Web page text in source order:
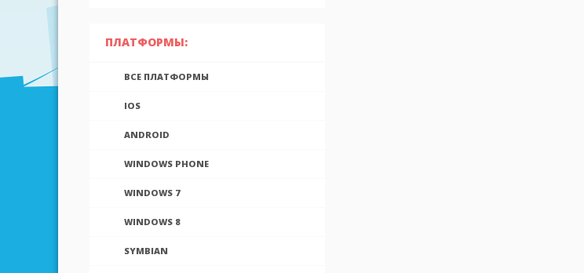
ПЛАТФОРМЫ:
ВСЕ ПЛАТФОРМЫ
IOS
ANDROID
WINDOWS PHONE
WINDOWS 7
WINDOWS 8
SYMBIAN